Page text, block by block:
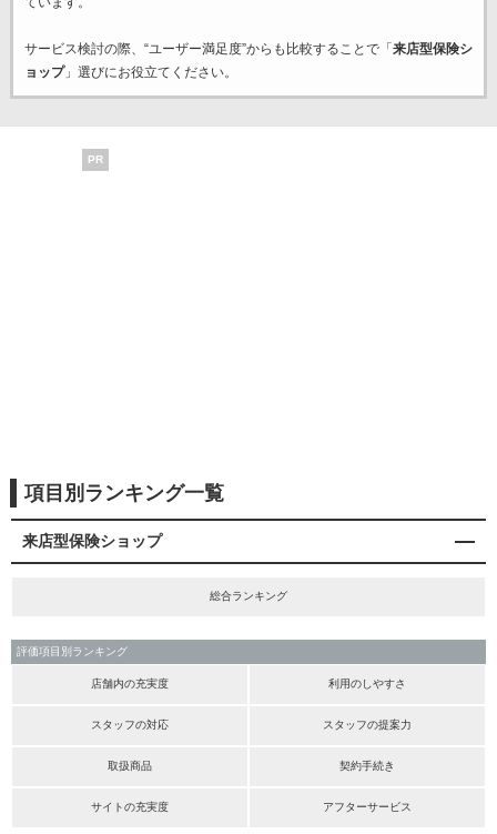
サービス検討の際、“ユーザー満足度”からも比較することで「 来店型保険シ
ョップ」選びにお役立てください。
PR
項目別ランキング一覧
来店型保険ショップ
総合ランキング
評価項目別ランキング
店舗内の充実度 利用のしやすさ
スタッフの対応 スタッフの提案力
取扱商品 契約手続き
サイトの充実度 アフターサービス